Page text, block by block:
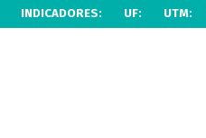
INDICADORES: UF: UTM: